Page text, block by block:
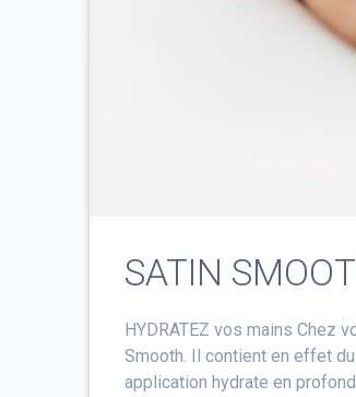
SATIN
HYDRATEZ vos mains Chez
Smooth. Il contient en effet
application hydrate en